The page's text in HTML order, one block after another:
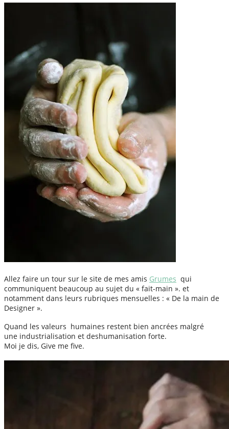
Allez faire un tour sur le site de mes amis Grumes qui
communiquent beaucoup au sujet du « fait-main ». et
notamment dans leurs rubriques mensuelles : « De la main de
Designer ».
Quand les valeurs humaines restent bien ancrées malgré
une industrialisation et deshumanisation forte.
Moi je dis, Give me five.